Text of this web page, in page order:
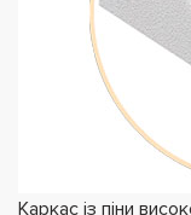
Каркас із піни